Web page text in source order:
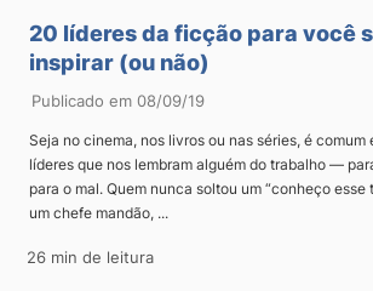
20 líderes da ficção para você
inspirar (ou não)
Publicado em 08/09/19
Seja no cinema, nos livros ou nas séries, é comum
líderes que nos lembram alguém do trabalho —
para o mal. Quem nunca soltou um “conheço esse
um chefe mandão, ...
26 min de leitura